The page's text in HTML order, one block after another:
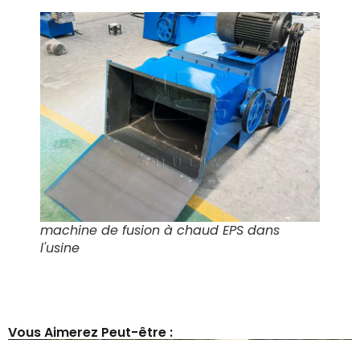
machine de fusion à chaud EPS dans
l'usine
Vous Aimerez Peut-être :